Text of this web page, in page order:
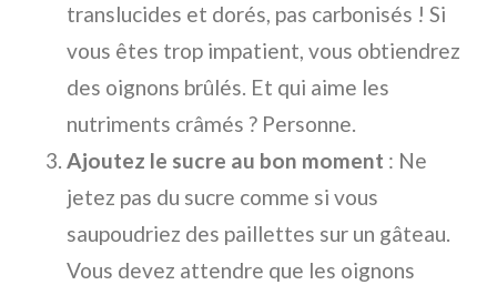
translucides et dorés, pas carbonisés ! Si
vous êtes trop impatient, vous obtiendrez
des oignons brûlés. Et qui aime les
nutriments crâmés ? Personne.
Ajoutez le sucre au bon moment : Ne
jetez pas du sucre comme si vous
saupoudriez des paillettes sur un gâteau.
Vous devez attendre que les oignons